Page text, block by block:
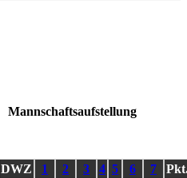
Mannschaftsaufstellung
DWZ 1 2 3 4 5 6 7